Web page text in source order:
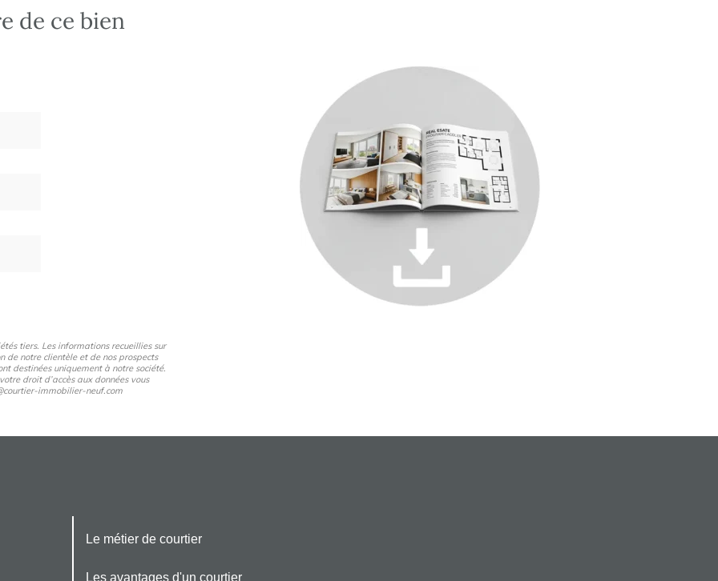
de ce bien
tiers. Les informations recueillies sur
de notre clientèle et de nos prospects
destinées uniquement à notre société.
droit d’accès aux données vous
immobilier-neuf.com
Le métier de courtier
Les avantages d'un courtier